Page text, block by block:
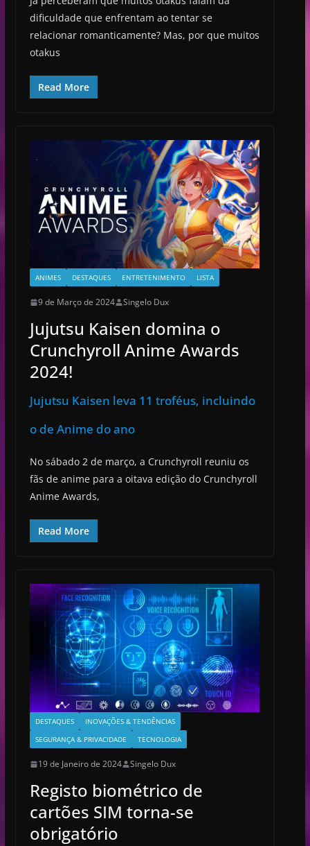
dificuldade que enfrentam ao tentar se
relacionar romanticamente? Mas, por que muitos
otakus
Read More
ANIMES DESTAQUES ENTRETENIMENTO LISTA
9 de Março de 2024 Singelo Dux
Jujutsu Kaisen domina o
Crunchyroll Anime Awards
2024!
Jujutsu Kaisen leva 11 troféus, incluindo
o de Anime do ano
No sábado 2 de março, a Crunchyroll reuniu os
fãs de anime para a oitava edição do Crunchyroll
Anime Awards,
Read More
DESTAQUES
INOVAÇÕES & TENDÊNCIAS
SEGURANÇA & PRIVACIDADE
TECNOLOGIA
19 de Janeiro de 2024 Singelo Dux
Registo biométrico de
cartões SIM torna-se
obrigatório